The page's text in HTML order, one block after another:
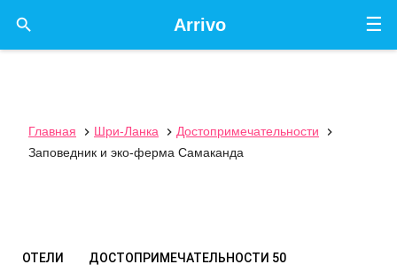
☰
Arrivo

Главная  Шри-Ланка  Достопримечательности

Заповедник и эко-ферма Самаканда
ОТЕЛИ ДОСТОПРИМЕЧАТЕЛЬНОСТИ 50